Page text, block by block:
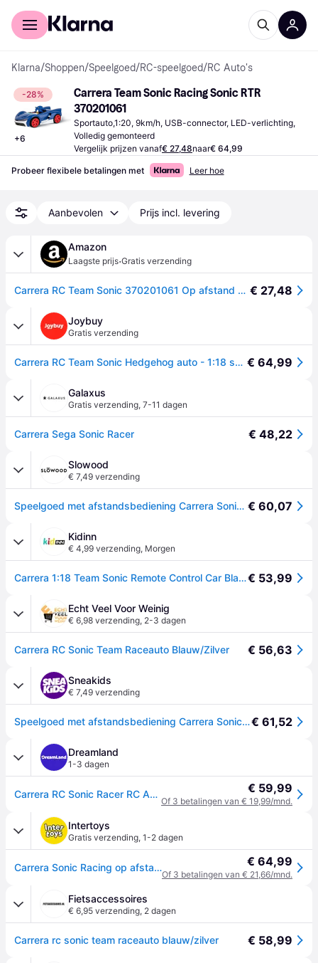
Voor shoppers
Klarna/Shoppen/Speelgoed/RC-speelgoed/RC Auto's
-28%
+6
Carrera Team Sonic Racing Sonic RTR
370201061
Sportauto,1:20, 9km/h, USB-connector, LED-verlichting,
Volledig gemonteerd
Vergelijk prijzen vanaf€ 27,48naar€ 64,99
Probeer flexibele betalingen met Leer hoe
Aanbevolen Prijs incl. levering
Amazon
Laagste prijs·Gratis verzending
Carrera RC Team Sonic 370201061 Op afstand bestuurbare auto, officiële licentie, futuristisch design met ledlicht, precisiebediening, duurzame accu en snel opladen € 27,48
Joybuy
Gratis verzending
Carrera RC Team Sonic Hedgehog auto - 1:18 schaal, 27 cm, Multi € 64,99
Galaxus
Gratis verzending, 7-11 dagen
Carrera Sega Sonic Racer € 48,22
Slowood
€ 7,49 verzending
Speelgoed met afstandsbediening Carrera Sonic The Hedgehog Team Sonic Racing - Bleu € 60,07
Kidinn
€ 4,99 verzending, Morgen
Carrera 1:18 Team Sonic Remote Control Car Blauw€ 53,99
Echt Veel Voor Weinig
€ 6,98 verzending, 2-3 dagen
Carrera RC Sonic Team Raceauto Blauw/Zilver € 56,63
Sneakids
€ 7,49 verzending
Speelgoed met afstandsbediening Carrera Sonic The Hedgehog Team Sonic Racing - Bleu€ 61,52
Dreamland
1-3 dagen
Carrera RC Sonic Racer RC Auto's € 59,99
Of 3 betalingen van € 19,99/mnd.
Intertoys
Gratis verzending, 1-2 dagen
Carrera Sonic Racing op afstand bestuurbare auto Sonic the Hedgehog € 64,99
Of 3 betalingen van € 21,66/mnd.
Fietsaccessoires
€ 6,95 verzending, 2 dagen
Carrera rc sonic team raceauto blauw/zilver € 58,99